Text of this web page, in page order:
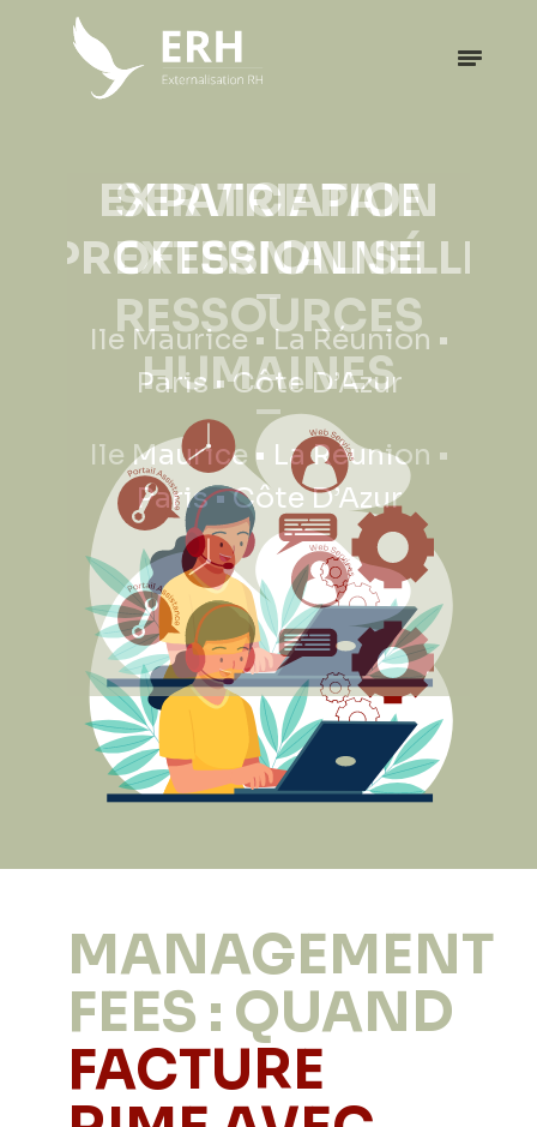
EXPATRIATION
PROFESSIONNELLE
Ile Maurice • La Réunion •
Paris • Côte D’Azur
MANAGEMENT
FEES : QUAND
FACTURE